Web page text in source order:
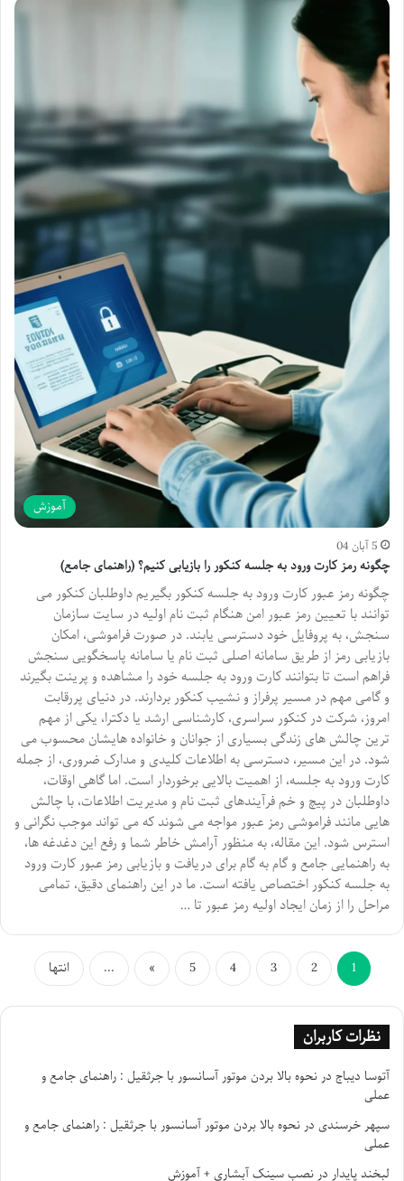
آموزش
5 آبان 04
چگونه رمز کارت ورود به جلسه کنکور را بازیابی کنیم؟ (راهنمای جامع)
چگونه رمز عبور کارت ورود به جلسه کنکور بگیریم داوطلبان کنکور می
توانند با تعیین رمز عبور امن هنگام ثبت نام اولیه در سایت سازمان
سنجش، به پروفایل خود دسترسی یابند. در صورت فراموشی، امکان
بازیابی رمز از طریق سامانه اصلی ثبت نام یا سامانه پاسخگویی سنجش
فراهم است تا بتوانند کارت ورود به جلسه خود را مشاهده و پرینت بگیرند
و گامی مهم در مسیر پرفراز و نشیب کنکور بردارند. در دنیای پررقابت
امروز، شرکت در کنکور سراسری، کارشناسی ارشد یا دکترا، یکی از مهم
ترین چالش های زندگی بسیاری از جوانان و خانواده هایشان محسوب می
شود. در این مسیر، دسترسی به اطلاعات کلیدی و مدارک ضروری، از جمله
کارت ورود به جلسه، از اهمیت بالایی برخوردار است. اما گاهی اوقات،
داوطلبان در پیچ و خم فرآیندهای ثبت نام و مدیریت اطلاعات، با چالش
هایی مانند فراموشی رمز عبور مواجه می شوند که می تواند موجب نگرانی و
استرس شود. این مقاله، به منظور آرامش خاطر شما و رفع این دغدغه ها،
به راهنمایی جامع و گام به گام برای دریافت و بازیابی رمز عبور کارت ورود
به جلسه کنکور اختصاص یافته است. ما در این راهنمای دقیق، تمامی
مراحل را از زمان ایجاد اولیه رمز عبور تا …
1
2
3
4
5
»
... انتها
نظرات کاربران
آتوسا دیباج درنحوه بالا بردن موتور آسانسور با جرثقیل : راهنمای جامع و
عملی
سپهر خرسندی درنحوه بالا بردن موتور آسانسور با جرثقیل : راهنمای جامع و
عملی
لبخند پایدار درنصب سینک آبشاری + آموزش